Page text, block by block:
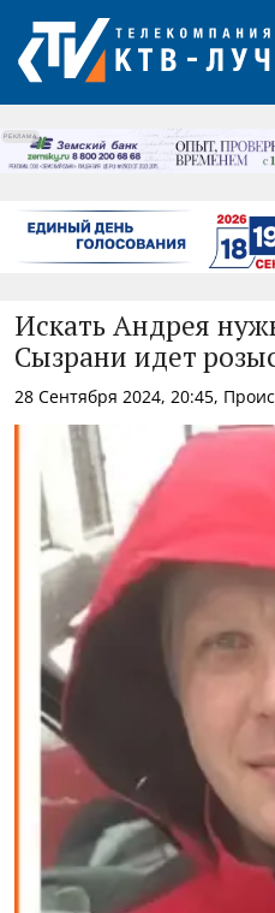
РЕКЛАМА
Искать Андрея
Сызрани идет
28 Сентября 2024, 20:45,